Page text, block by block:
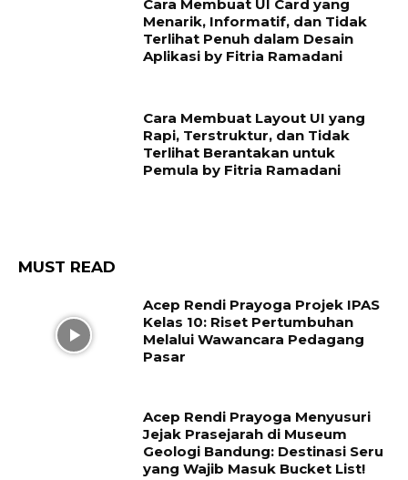
Cara Membuat UI Card yang
Menarik, Informatif, dan Tidak
Terlihat Penuh dalam Desain
Aplikasi by Fitria Ramadani
Cara Membuat Layout UI yang
Rapi, Terstruktur, dan Tidak
Terlihat Berantakan untuk
Pemula by Fitria Ramadani
MUST READ
Acep Rendi Prayoga Projek IPAS
Kelas 10: Riset Pertumbuhan
Melalui Wawancara Pedagang
Pasar
Acep Rendi Prayoga Menyusuri
Jejak Prasejarah di Museum
Geologi Bandung: Destinasi Seru
yang Wajib Masuk Bucket List!